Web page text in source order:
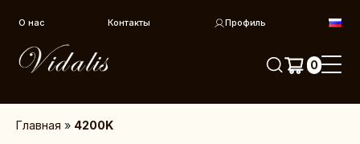
О нас Контакты Профиль
0
Главная » 4200K